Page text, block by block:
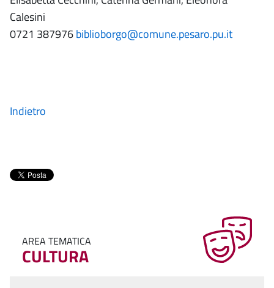
Calesini
0721 387976biblioborgo@comune.pesaro.pu.it
Indietro
AREA TEMATICA
CULTURA